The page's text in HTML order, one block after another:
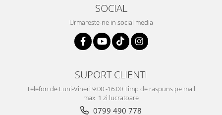
SOCIAL
Urmareste-ne in social media
SUPORT CLIENTI
Telefon de Luni-Vineri 9:00 -16:00 Timp de raspuns pe mail
max. 1 zi lucratoare
0799 490 778